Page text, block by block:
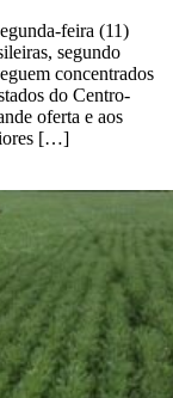
feira (11)
segundo
concentrados
do Centro-
oferta e aos
[…]